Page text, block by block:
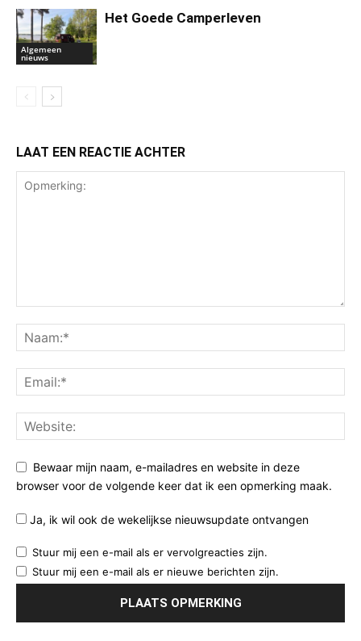
Algemeen
nieuws
Het Goede Camperleven
LAAT EEN REACTIE ACHTER
Bewaar mijn naam, e-mailadres en website in deze
browser voor de volgende keer dat ik een opmerking maak.
Ja, ik wil ook de wekelijkse nieuwsupdate ontvangen
Stuur mij een e-mail als er vervolgreacties zijn.
Stuur mij een e-mail als er nieuwe berichten zijn.